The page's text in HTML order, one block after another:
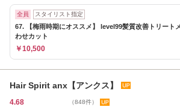
全員 スタイリスト指定
67. 【梅雨時期にオススメ】 level99髪質改善トリート
わせカット
￥10,500
Hair Spirit anx【アンクス】
4.68 （848件）